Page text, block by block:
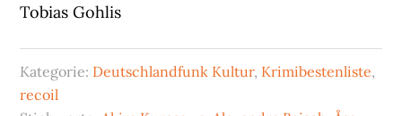
Tobias Gohlis
Kategorie: Deutschlandfunk Kultur, Krimibestenliste,
recoil